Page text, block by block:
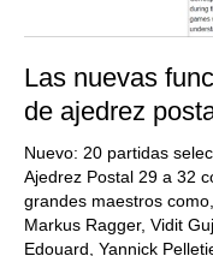
Las nuevas
de ajedrez
Nuevo: 20 partidas
Ajedrez Postal 29 a 32
grandes maestros
Markus Ragger, Vidit
Edouard, Yannick